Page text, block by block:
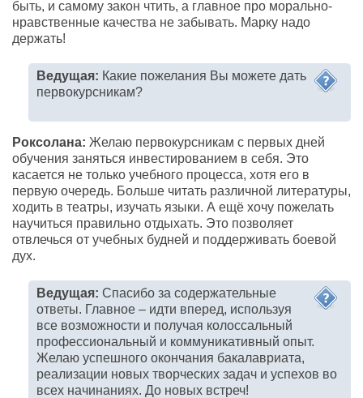
быть, и самому закон чтить, а главное про морально-
нравственные качества не забывать. Марку надо
держать!
Ведущая: Какие пожелания Вы можете дать
первокурсникам?
Роксолана: Желаю первокурсникам с первых дней
обучения заняться инвестированием в себя. Это
касается не только учебного процесса, хотя его в
первую очередь. Больше читать различной литературы,
ходить в театры, изучать языки. А ещё хочу пожелать
научиться правильно отдыхать. Это позволяет
отвлечься от учебных будней и поддерживать боевой
дух.
Ведущая: Спасибо за содержательные
ответы. Главное – идти вперед, используя
все возможности и получая колоссальный
профессиональный и коммуникативный опыт.
Желаю успешного окончания бакалавриата,
реализации новых творческих задач и успехов во
всех начинаниях. До новых встреч!